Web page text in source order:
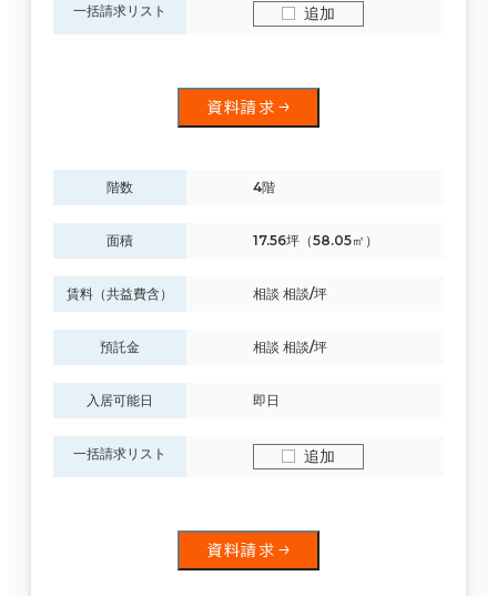
一括請求リスト 追加
資料請求
階数 4階
面積 17.56坪（58.05㎡）
賃料（共益費含） 相談 相談/坪
預託金 相談 相談/坪
入居可能日 即日
一括請求リスト 追加
資料請求